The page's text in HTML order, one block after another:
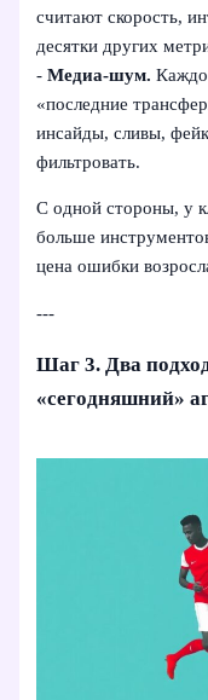
считают скорость,
десятки других
-Медиа-шум.
«последние
инсайды, сливы,
фильтровать.
С одной стороны, у
больше
цена ошибки
---
Шаг 3. Два
«сегодняшний»